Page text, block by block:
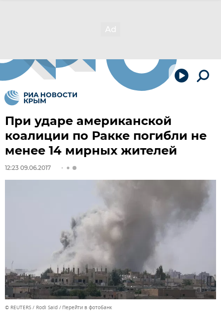
При ударе американской
коалиции по Ракке погибли не
менее 14 мирных жителей
12:23 09.06.2017
© REUTERS / Rodi Said Перейти в фотобанк